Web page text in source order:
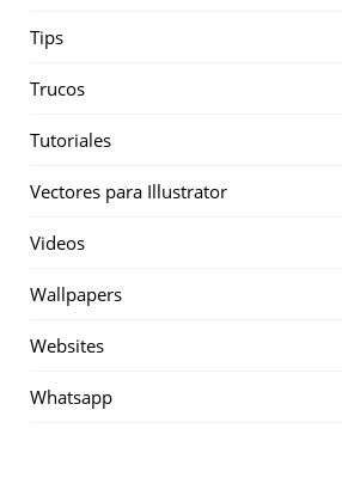
Tips
Trucos
Tutoriales
Vectores para Illustrator
Videos
Wallpapers
Websites
Whatsapp